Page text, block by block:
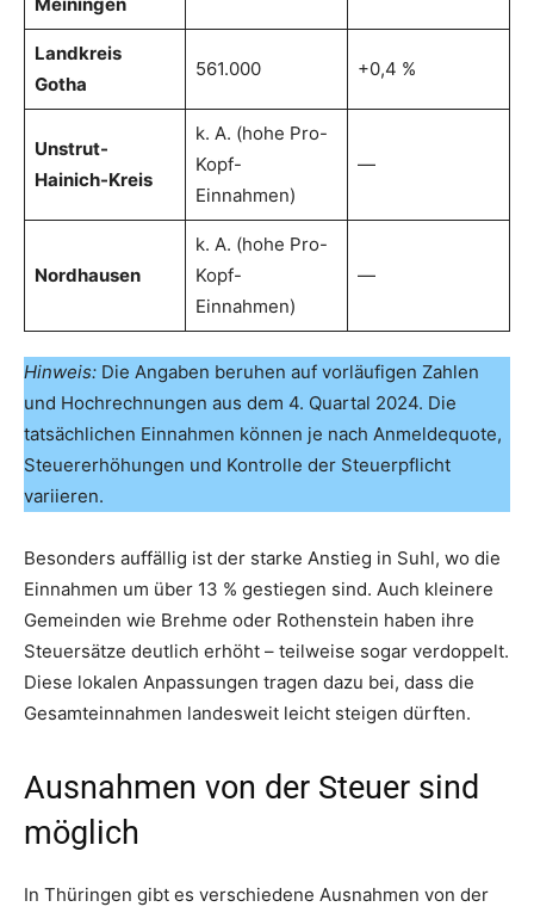
Landkreis
Gotha
561.000 +0,4 %
Unstrut-
Hainich-Kreis
k. A. (hohe Pro-
Kopf-
Einnahmen)
—
Nordhausen
k. A. (hohe Pro-
Kopf-
Einnahmen)
—
Hinweis: Die Angaben beruhen auf vorläufigen Zahlen
und Hochrechnungen aus dem 4. Quartal 2024. Die
tatsächlichen Einnahmen können je nach Anmeldequote,
Steuererhöhungen und Kontrolle der Steuerpflicht
variieren.
Besonders auffällig ist der starke Anstieg in Suhl, wo die
Einnahmen um über 13 % gestiegen sind. Auch kleinere
Gemeinden wie Brehme oder Rothenstein haben ihre
Steuersätze deutlich erhöht – teilweise sogar verdoppelt.
Diese lokalen Anpassungen tragen dazu bei, dass die
Gesamteinnahmen landesweit leicht steigen dürften.
Ausnahmen von der Steuer sind
möglich
In Thüringen gibt es verschiedene Ausnahmen von der